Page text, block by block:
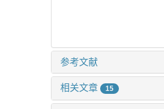
参考文献
相关文章 15